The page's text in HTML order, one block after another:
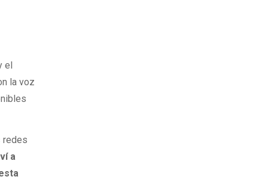
el
la voz
redes
a